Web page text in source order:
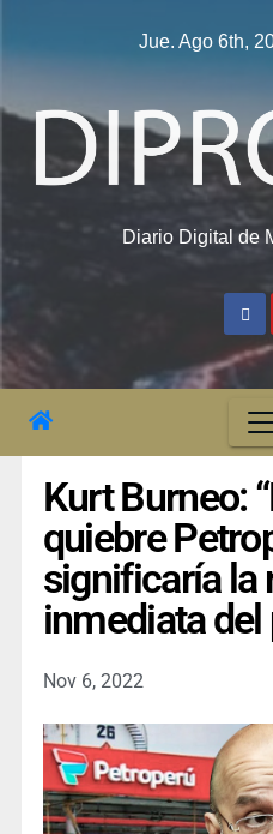
Jue. Ago 6th,
Diario Digital de
Kurt Burneo:
quiebre
significaría la
inmediata del
Nov 6, 2022